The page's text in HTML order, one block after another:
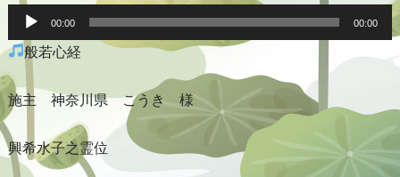
音
プ
レ
ヤ
ー
00:00 00:00
般若心経
施主 神奈川県 こうき 様
興希水子之霊位